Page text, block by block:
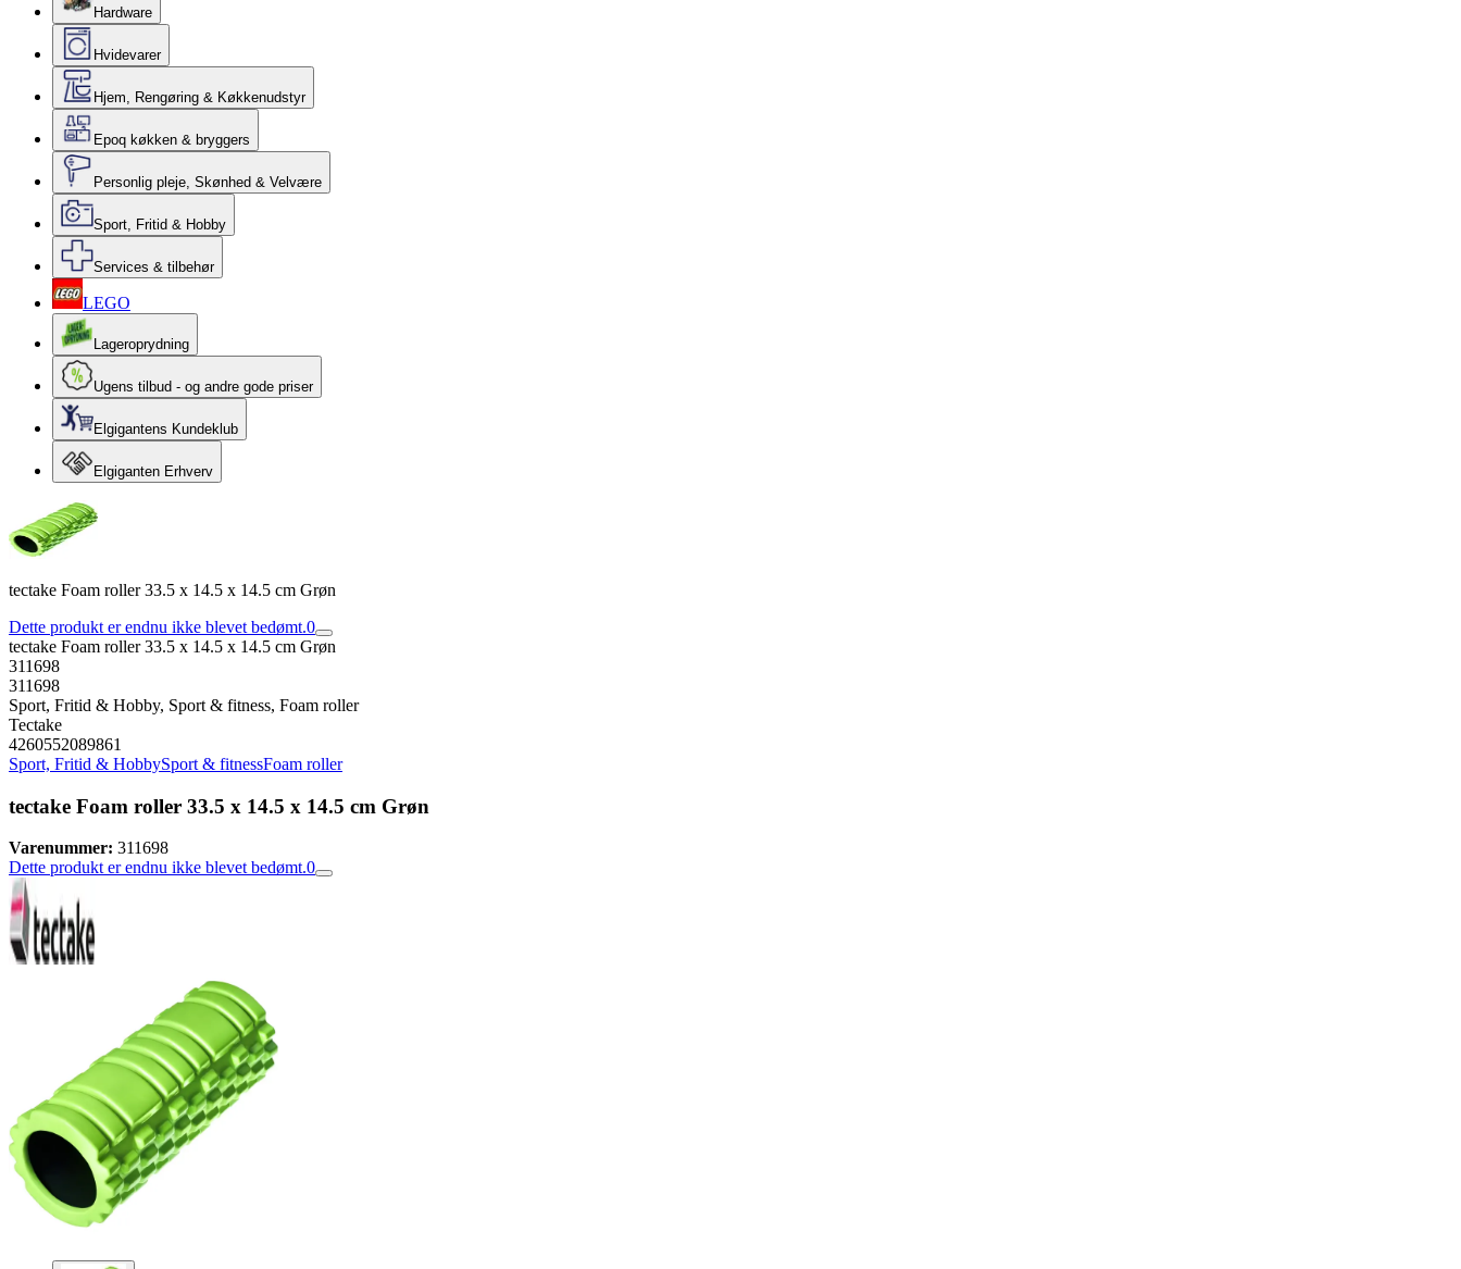
Hardware
Hvidevarer
Hjem, Rengøring & Køkkenudstyr
Epoq køkken & bryggers
Personlig pleje, Skønhed & Velvære
Sport, Fritid & Hobby
Services & tilbehør
LEGO
Lageroprydning
Ugens tilbud - og andre gode priser
Elgigantens Kundeklub
Elgiganten Erhverv
tectake Foam roller 33.5 x 14.5 x 14.5 cm Grøn
Dette produkt er endnu ikke blevet bedømt.0
tectake Foam roller 33.5 x 14.5 x 14.5 cm Grøn
311698
311698
Sport, Fritid & Hobby, Sport & fitness, Foam roller
Tectake
4260552089861
Sport, Fritid & HobbySport & fitnessFoam roller
tectake Foam roller 33.5 x 14.5 x 14.5 cm Grøn
Varenummer: 311698
Dette produkt er endnu ikke blevet bedømt.0